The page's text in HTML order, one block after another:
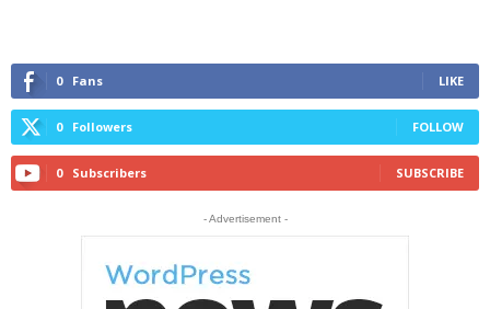
0 Fans LIKE
0 Followers FOLLOW
0 Subscribers SUBSCRIBE
- Advertisement -